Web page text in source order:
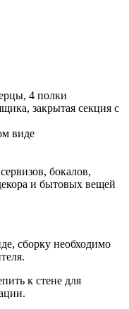
4 полки
закрытая секция с
виде
бокалов,
и бытовых вещей
сборку необходимо
к стене для